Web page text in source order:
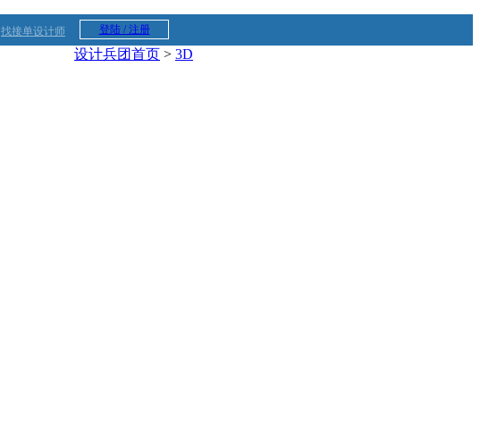
找接单设计师 登陆 / 注册
设计兵团首页 > 3D